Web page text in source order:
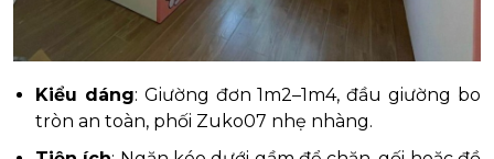
Kiểu dáng: Giường đơn 1m2–1m4, đầu giường bo
tròn an toàn, phối Zuko07 nhẹ nhàng.